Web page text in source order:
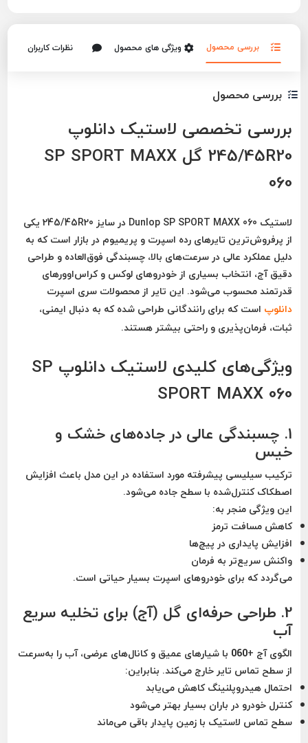
بررسی محصول ویژگی های محصول نظرات کاربران
بررسی محصول
بررسی تخصصی لاستیک دانلوپ
245/45R20 گل SP SPORT MAXX
060
لاستیک Dunlop SP SPORT MAXX 060 در سایز 245/45R20 یکی
از پرفروش‌ترین تایرهای رده اسپرت و پریمیوم در بازار است که به‌
دلیل عملکرد عالی در سرعت‌های بالا، چسبندگی فوق‌العاده و طراحی
دقیق آج، انتخاب بسیاری از خودروهای لوکس و کراس‌اوورهای
قدرتمند محسوب می‌شود. این تایر از محصولات سری اسپرت
دانلوپ است که برای رانندگانی طراحی شده که به دنبال ایمنی،
ثبات، فرمان‌پذیری و راحتی بیشترهستند.
ویژگی‌های کلیدی لاستیک دانلوپ SP
SPORT MAXX 060
1. چسبندگی عالی در جاده‌های خشک و
خیس
ترکیب سیلیسی پیشرفته مورد استفاده در این مدل باعث افزایش
اصطکاک کنترل‌شده با سطح جاده می‌شود.
این ویژگی منجر به:
کاهش مسافت ترمز
افزایش پایداری در پیچ‌ها
واکنش سریع‌تر به فرمان
می‌گردد که برای خودروهای اسپرت بسیار حیاتی است.
2. طراحی حرفه‌ای گل (آج) برای تخلیه سریع
آب
الگوی آج +060 با شیارهای عمیق و کانال‌های عرضی، آب را به‌سرعت
از سطح تماس تایر خارج می‌کند. بنابراین:
احتمالهیدروپلنینگکاهش می‌یابد
کنترل خودرو در باران بسیار بهتر می‌شود
سطح تماس لاستیک با زمین پایدار باقی می‌ماند